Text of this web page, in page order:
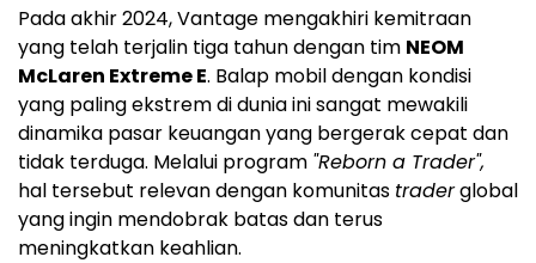
Pada akhir 2024, Vantage mengakhiri kemitraan
yang telah terjalin tiga tahun dengan tim NEOM
McLaren Extreme E. Balap mobil dengan kondisi
yang paling ekstrem di dunia ini sangat mewakili
dinamika pasar keuangan yang bergerak cepat dan
tidak terduga. Melalui program "Reborn a Trader",
hal tersebut relevan dengan komunitas traderglobal
yang ingin mendobrak batas dan terus
meningkatkan keahlian.